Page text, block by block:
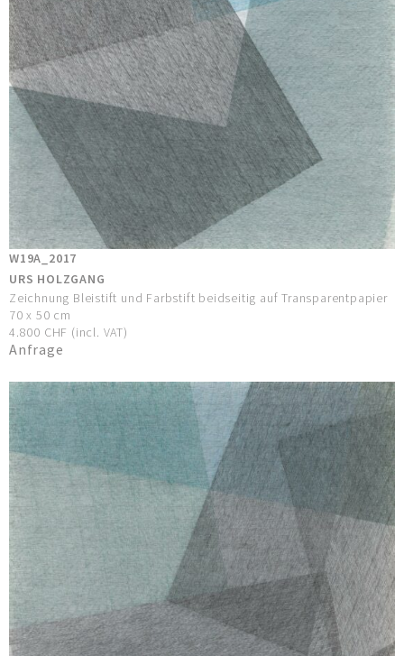
W19A_2017
URS HOLZGANG
Zeichnung Bleistift und Farbstift beidseitig auf Transparentpapier
70 x 50 cm
4.800 CHF (incl. VAT)
Anfrage